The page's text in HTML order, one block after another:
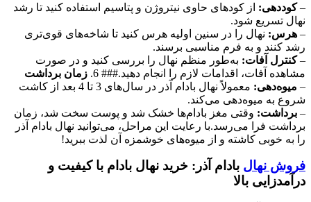
–کوددهی: از کودهای حاوی نیتروژن و پتاسیم استفاده کنید تا رشد
نهال تسریع شود.
– هرس: نهال را در سنین اولیه هرس کنید تا شاخه‌های قوی‌تری
رشد کنند و به فرم مناسبی برسند.
–کنترل آفات: به‌طور منظم نهال را بررسی کنید و در صورت
مشاهده آفات، اقدامات لازم را انجام دهید.### 6.
زمان برداشت
– میوه‌دهی:
معمولاً نهال بادام آذر در سال‌های 3 تا 4 بعد از کاشت
شروع به میوه‌دهی می‌کند.
– برداشت: وقتی مغز بادام‌ها خشک شد و پوست سخت شد، زمان
برداشت فرا می‌رسد.با رعایت این مراحل، می‌توانید نهال بادام آذر
را به خوبی کاشته و از میوه‌های خوشمزه آن لذت ببرید!
فروش نهال بادام آذر: خرید نهال بادام با کیفیت و
درآمدزایی بالا